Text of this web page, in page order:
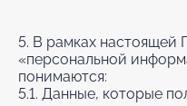
5. В рамках настоящей
«персональной
понимаются:
5.1. Данные, которые